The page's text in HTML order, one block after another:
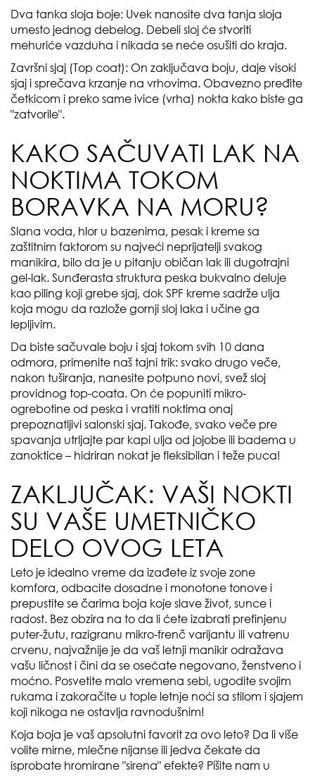
Dva tanka sloja boje: Uvek nanosite dva tanja sloja
umesto jednog debelog. Debeli sloj će stvoriti
mehuriće vazduha i nikada se neće osušiti do kraja.
Završni sjaj (Top coat): On zaključava boju, daje visoki
sjaj i sprečava krzanje na vrhovima. Obavezno pređite
četkicom i preko same ivice (vrha) nokta kako biste ga
"zatvorile".
KAKO SAČUVATI LAK NA
NOKTIMA TOKOM
BORAVKA NA MORU?
Slana voda, hlor u bazenima, pesak i kreme sa
zaštitnim faktorom su najveći neprijatelji svakog
manikira, bilo da je u pitanju običan lak ili dugotrajni
gel-lak. Sunđerasta struktura peska bukvalno deluje
kao piling koji grebe sjaj, dok SPF kreme sadrže ulja
koja mogu da razlože gornji sloj laka i učine ga
lepljivim.
Da biste sačuvale boju i sjaj tokom svih 10 dana
odmora, primenite naš tajni trik: svako drugo veče,
nakon tuširanja, nanesite potpuno novi, svež sloj
providnog top-coata. On će popuniti mikro-
ogrebotine od peska i vratiti noktima onaj
prepoznatljivi salonski sjaj. Takođe, svako veče pre
spavanja utrljajte par kapi ulja od jojobe ili badema u
zanoktice – hidriran nokat je fleksibilan i teže puca!
ZAKLJUČAK: VAŠI NOKTI
SU VAŠE UMETNIČKO
DELO OVOG LETA
Leto je idealno vreme da izađete iz svoje zone
komfora, odbacite dosadne i monotone tonove i
prepustite se čarima boja koje slave život, sunce i
radost. Bez obzira na to da li ćete izabrati prefinjenu
puter-žutu, razigranu mikro-frenč varijantu ili vatrenu
crvenu, najvažnije je da vaš letnji manikir odražava
vašu ličnost i čini da se osećate negovano, ženstveno i
moćno. Posvetite malo vremena sebi, ugodite svojim
rukama i zakoračite u tople letnje noći sa stilom i sjajem
koji nikoga ne ostavlja ravnodušnim!
Koja boja je vaš apsolutni favorit za ovo leto? Da li više
volite mirne, mlečne nijanse ili jedva čekate da
isprobate hromirane "sirena" efekte? Pišite nam u